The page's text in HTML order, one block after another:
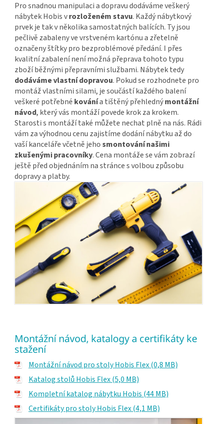
Pro snadnou manipulaci a dopravu dodáváme veškerý
nábytek Hobis vrozloženém stavu. Každý nábytkový
prvek je tak v několika samostatných balících. Ty jsou
pečlivě zabaleny ve vrstveném kartónu a zřetelně
označeny štítky pro bezproblémové předání. I přes
kvalitní zabalení není možná přeprava tohoto typu
zboží běžnými přepravními službami. Nábytek tedy
dodáváme vlastní dopravou. Pokud se rozhodnete pro
montáž vlastními silami, je součástí každého balení
veškeré potřebné kovánía tištěný přehlednýmontážní
návod, který vás montáží povede krok za krokem.
Starosti s montáží také můžete nechat plně na nás. Rádi
vám za výhodnou cenu zajistíme dodání nábytku až do
vaší kanceláře včetně jehosmontování našimi
zkušenými pracovníky. Cena montáže se vám zobrazí
ještě před objednáním na stránce s volbou způsobu
dopravy a platby.
Montážní návod, katalogy a certifikáty ke
stažení
Montážní návod pro stoly Hobis Flex (0,8 MB)
Katalog stolů Hobis Flex (5,0 MB)
Kompletní katalog nábytku Hobis (44 MB)
Certifikáty pro stoly Hobis Flex (4,1 MB)